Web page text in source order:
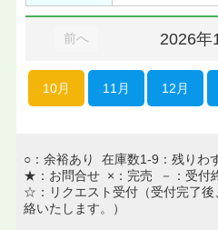
前へ 2026年
10月 11月 12月
○：余裕あり 在庫数1-9：残りわ
★：お問合せ ×：完売 －：受付
☆：リクエスト受付（受付完了後
絡いたします。）